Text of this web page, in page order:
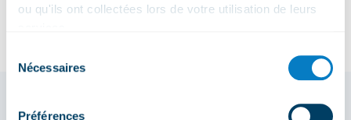
ou qu'ils ont collectées lors de votre utilisation de leurs
Nécessaires
Préférences
16.09 - 11.10.2026